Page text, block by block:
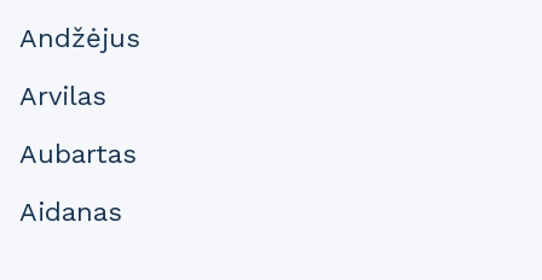
Andžėjus
Arvilas
Aubartas
Aidanas